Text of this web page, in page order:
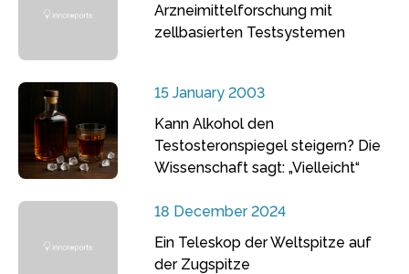
Arzneimittelforschung mit
zellbasierten Testsystemen
15 January 2003
Kann Alkohol den
Testosteronspiegel steigern? Die
Wissenschaft sagt: „Vielleicht“
18 December 2024
Ein Teleskop der Weltspitze auf
der Zugspitze